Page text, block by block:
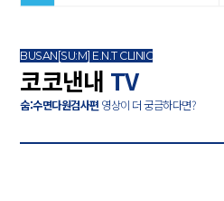
BUSAN[SU:M] E.N.T CLINIC
코코낸내 TV
숨:수면다원검사편 영상이 더 궁금하다면?